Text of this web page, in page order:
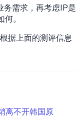
务需求，再考虑IP是
。
据上面的测评信息
离不开韩国原